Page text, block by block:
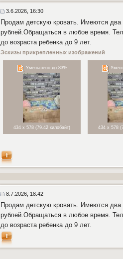
3.6.2026, 16:30
Продам детскую кровать. Имеются
рублей.Обращаться в любое время.
до возраста ребенка до 9 лет.
Эскизы прикрепленных изображений
Уменьшено до 83%
434 x 578 (79.42 килобайт) 434 x 578
8.7.2026, 18:42
Продам детскую кровать. Имеются
рублей.Обращаться в любое время.
до возраста ребенка до 9 лет.